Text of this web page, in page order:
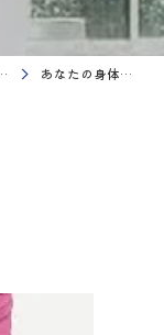
あなたの身体に心地よい変化を！